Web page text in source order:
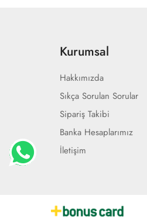
Kurumsal
Hakkımızda
Sıkça Sorulan Sorular
Sipariş Takibi
Banka Hesaplarımız
İletişim